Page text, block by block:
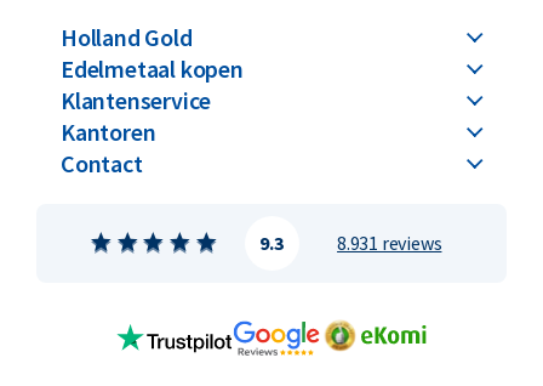
Holland Gold
Edelmetaal kopen
Klantenservice
Kantoren
Contact
8.931 reviews
9.3